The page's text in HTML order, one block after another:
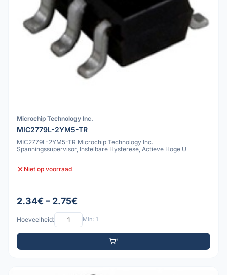
Microchip Technology Inc.
MIC2779L-2YM5-TR
MIC2779L-2YM5-TR Microchip Technology Inc.
Spanningssupervisor, Instelbare Hysterese, Actieve Hoge U
Niet op voorraad
2.34€ – 2.75€
Hoeveelheid: Min: 1